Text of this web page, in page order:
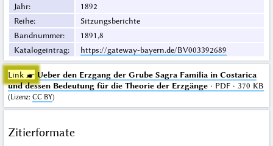
Jahr:
1892
Reihe:
Sitzungsberichte
Bandnummer:
1891,8
Katalogeintrag: https://gateway-bayern.de/BV003392689
Link ☛ Ueber den Erzgang der Grube Sagra Familia in Costarica
und dessen Bedeutung für die Theorie der Erzgänge· PDF · 370 KB
(Lizenz: CC BY)
Zitierformate